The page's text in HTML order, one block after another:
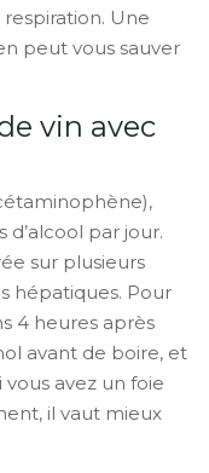
Une
peut vous sauver
vin avec
par jour.
sur plusieurs
hépatiques. Pour
4 heures après
avant de boire, et
vous avez un foie
il vaut mieux